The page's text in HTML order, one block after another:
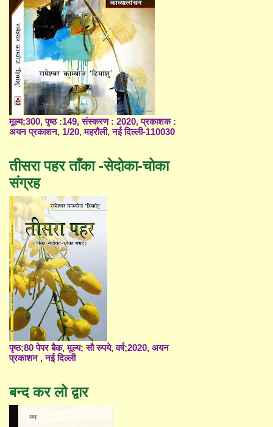
मूल्य;300, पृष्ठ :149, संस्करण : 2020, प्रकाशक :
अयन प्रकाशन, 1/20, महरौली, नई दिल्ली-110030
तीसरा पहर ताँका -सेदोका-चोका
संग्रह
पृष्ठ;80 पेपर बैक, मूल्य; सौ रुपये, वर्ष;2020, अयन
प्रकाशन , नई दिल्ली
बन्द कर लो द्वार